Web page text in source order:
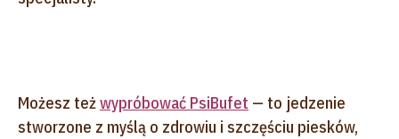
Możesz teżwypróbować PsiBufet — to jedzenie
stworzone z myślą o zdrowiu i szczęściu piesków,